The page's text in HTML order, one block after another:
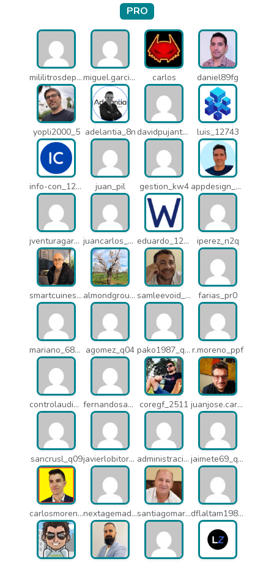
PRO
mililitrosdeperfume_lao miguel.garcia_l25 carlos daniel89fg
yopli2000_5 adelantia_8n davidpujantelopez_mrf luis_12743
info-con_12812 juan_pil gestion_kw4 appdesign_pbe
jventuragarcia_13040 juancarlos_ptr eduardo_12367 iperez_n2q
smartcuines_1378 almondgroup1984_pjc samleevoid_n58 farias_pr0
mariano_6807 agomez_q04 pako1987_q07 r.moreno_ppf
controlaudiovisual_1875 fernandosanche_q11 coregf_2511 juanjose.carmona_182
sancrusl_q09 javierlobitort_pz2 administracion_q24 jaimete69_q26
carlosmorenogil_16533 nextagemadrid_lpj santiagomartindejesus_ncs dflaltam1980_os1